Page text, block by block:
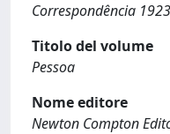
Correspondência
Titolo del volume
Pessoa
Nome editore
Newton Compton